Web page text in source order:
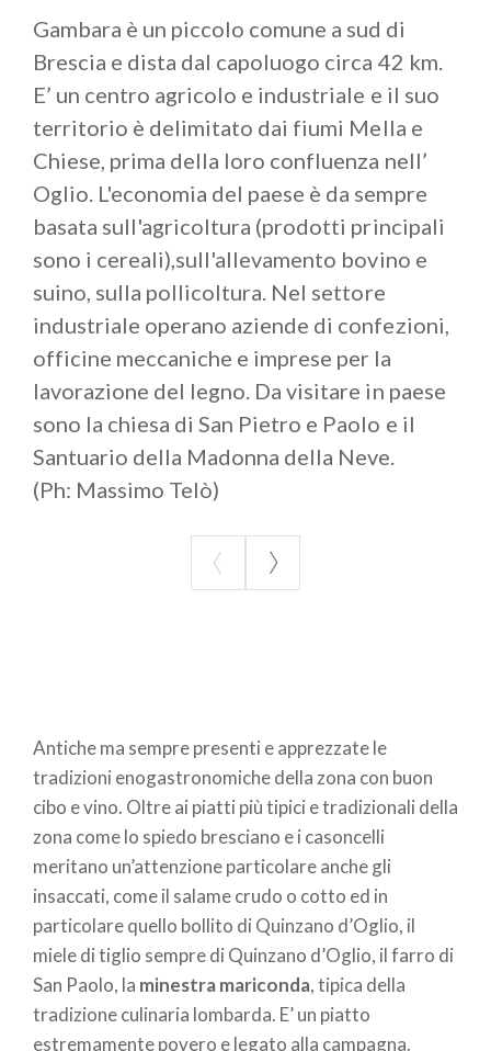
Gambara è un piccolo comune a sud di
Brescia e dista dal capoluogo circa 42 km.
E’ un centro agricolo e industriale e il suo
territorio è delimitato dai fiumi Mella e
Chiese, prima della loro confluenza nell’
Oglio. L'economia del paese è da sempre
basata sull'agricoltura (prodotti principali
sono i cereali),sull'allevamento bovino e
suino, sulla pollicoltura. Nel settore
industriale operano aziende di confezioni,
officine meccaniche e imprese per la
lavorazione del legno. Da visitare in paese
sono la chiesa di San Pietro e Paolo e il
Santuario della Madonna della Neve.
(Ph: Massimo Telò)
Antiche ma sempre presenti e apprezzate le
tradizioni enogastronomiche della zona con buon
cibo e vino. Oltre ai piatti più tipici e tradizionali della
zona come lo spiedo bresciano e i casoncelli
meritano un’attenzione particolare anche gli
insaccati, come il salame crudo o cotto ed in
particolare quello bollito di Quinzano d’Oglio, il
miele di tiglio sempre di Quinzano d’Oglio, il farro di
San Paolo, la minestra mariconda, tipica della
tradizione culinaria lombarda. E’ un piatto
estremamente povero e legato alla campagna.